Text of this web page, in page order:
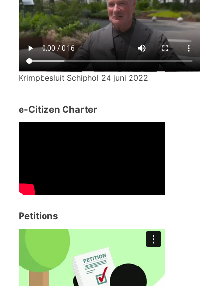
Krimpbesluit Schiphol 24 juni 2022
e-Citizen Charter
Petitions